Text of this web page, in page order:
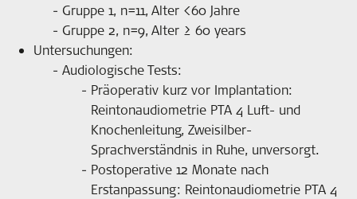
Gruppe 1, n=11, Alter <60 Jahre
Gruppe 2, n=9, Alter ≥ 60 years
Untersuchungen:
Audiologische Tests:
Präoperativ kurz vor Implantation:
Reintonaudiometrie PTA 4 Luft- und
Knochenleitung, Zweisilber-
Sprachverständnis in Ruhe, unversorgt.
Postoperative 12 Monate nach
Erstanpassung: Reintonaudiometrie PTA 4